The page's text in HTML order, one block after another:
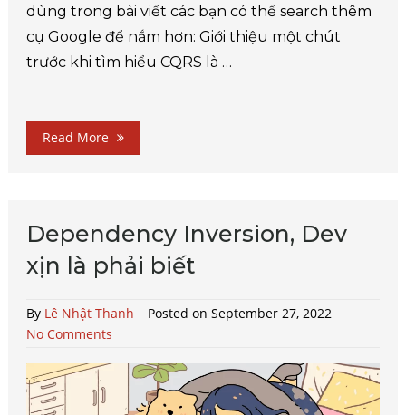
dùng trong bài viết các bạn có thể search thêm
cụ Google để nắm hơn: Giới thiệu một chút
trước khi tìm hiểu CQRS là …
Read More
Dependency Inversion, Dev
xịn là phải biết
By Lê Nhật Thanh
Posted on September 27, 2022
No Comments